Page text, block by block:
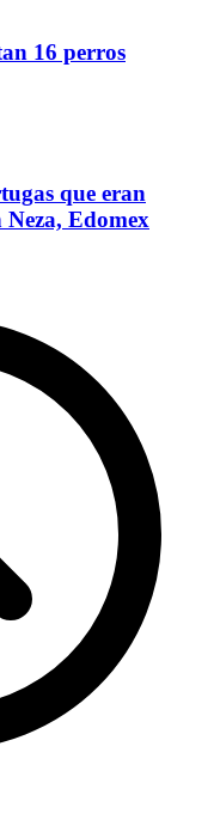
16 perros
que eran
Neza, Edomex